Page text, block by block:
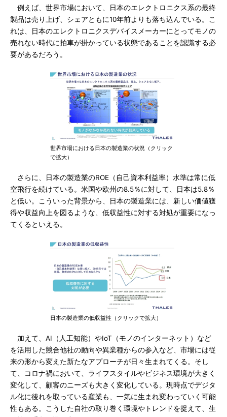
例えば、世界市場において、日本のエレクトロニクス系の最終
製品は売り上げ、シェアともに10年前よりも落ち込んでいる。こ
れは、日本のエレクトロニクスデバイスメーカーにとってモノの
売れない時代に拍車が掛かっている状態であることを認識する必
要があるだろう。
世界市場における日本の製造業の状況（クリック
で拡大）
さらに、日本の製造業のROE（自己資本利益率）水準は常に低
空飛行を続けている。米国や欧州の8.5％に対して、日本は5.8％
と低い。こういった背景から、日本の製造業には、新しい価値獲
得や収益向上を図るような、低収益性に対する対処が重要になっ
てくるといえる。
日本の製造業の低収益性（クリックで拡大）
加えて、AI（人工知能）やIoT（モノのインターネット）など
を活用した競合他社の動向や異業種からの参入など、市場には従
来の形から変えた新たなアプローチが日々生まれてくる。そし
て、コロナ禍において、ライフスタイルやビジネス環境が大きく
変化して、顧客のニーズも大きく変化している。現時点でデジタ
ル化に後れを取っている産業も、一気に生まれ変わっていく可能
性もある。こうした自社の取り巻く環境やトレンドを捉えて、生